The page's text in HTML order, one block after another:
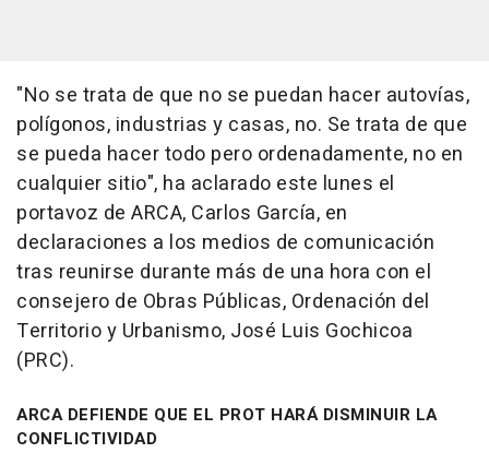
"No se trata de que no se puedan hacer autovías,
polígonos, industrias y casas, no. Se trata de que
se pueda hacer todo pero ordenadamente, no en
cualquier sitio", ha aclarado este lunes el
portavoz de ARCA, Carlos García, en
declaraciones a los medios de comunicación
tras reunirse durante más de una hora con el
consejero de Obras Públicas, Ordenación del
Territorio y Urbanismo, José Luis Gochicoa
(PRC).
ARCA DEFIENDE QUE EL PROT HARÁ DISMINUIR LA
CONFLICTIVIDAD